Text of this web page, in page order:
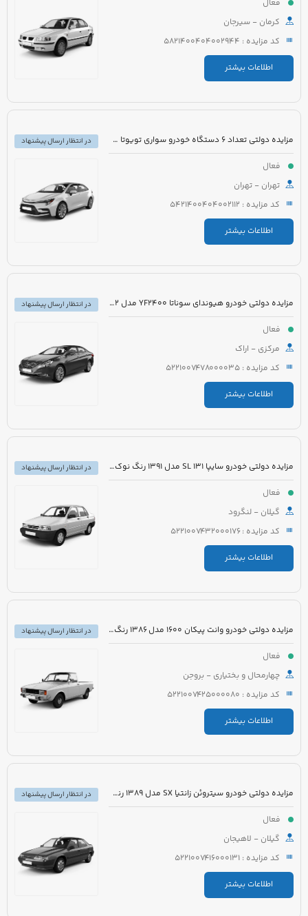
فعال
کرمان - سیرجان
کد مزایده : 5821400404002944
اطلاعات بیشتر
مزایده دولتی تعداد 6 دستگاه خودرو سواری تویوتا کرولا PIONEER هیبرید 1800cc مدل 2023
فعال
تهران - تهران
کد مزایده : 5421400404002112
اطلاعات بیشتر
در انتظار ارسال پیشنهاد
مزایده دولتی خودرو هیوندای سوناتا YF2400 مدل 2012 رنگ سفید متالیک
فعال
مرکزی - اراک
کد مزایده : 5221007478000035
اطلاعات بیشتر
در انتظار ارسال پیشنهاد
مزایده دولتی خودرو سایپا 131 SL مدل 1391 رنگ نوک مدادی متالیک
فعال
گیلان - لنگرود
کد مزایده : 5221007432000176
اطلاعات بیشتر
در انتظار ارسال پیشنهاد
مزایده دولتی خودرو وانت پیکان 1600 مدل 1386 رنگ سفید روغنی
فعال
چهارمحال و بختیاری - بروجن
کد مزایده : 5221007425000080
اطلاعات بیشتر
در انتظار ارسال پیشنهاد
مزایده دولتی خودرو سیتروئن زانتیا SX مدل 1389 رنگ نقره ای
فعال
گیلان - لاهیجان
کد مزایده : 5221007416000131
اطلاعات بیشتر
در انتظار ارسال پیشنهاد